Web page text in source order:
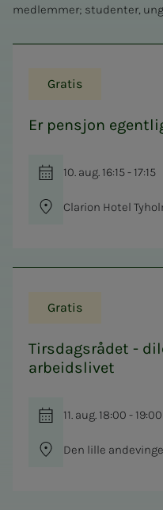
medlemmer; studenter,
Gratis
Er pensjon
10. aug. 16:15 - 17:15
Clarion Hotel
Gratis
Tirsdagsrådet -
arbeidslivet
11. aug. 18:00 - 19:00
Den lille andevinge